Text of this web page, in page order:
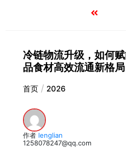
冷链物流升级，如何
品食材高效流通新格局
首页 2026
作者 lenglian
1258078247@qq.com